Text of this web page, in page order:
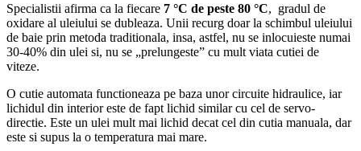
Specialistii afirma ca la fiecare 7 °C de peste 80 °C, gradul de
oxidare al uleiului se dubleaza. Unii recurg doar la schimbul uleiului
de baie prin metoda traditionala, insa, astfel, nu se inlocuieste numai
30-40% din ulei si, nu se „prelungeste” cu mult viata cutiei de
viteze.
O cutie automata functioneaza pe baza unor circuite hidraulice, iar
lichidul din interior este de fapt lichid similar cu cel de servo-
directie. Este un ulei mult mai lichid decat cel din cutia manuala, dar
este si supus la o temperatura mai mare.